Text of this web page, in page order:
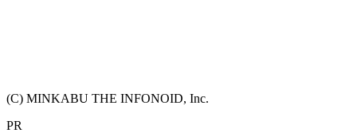
(C) MINKABU THE INFONOID, Inc.
PR